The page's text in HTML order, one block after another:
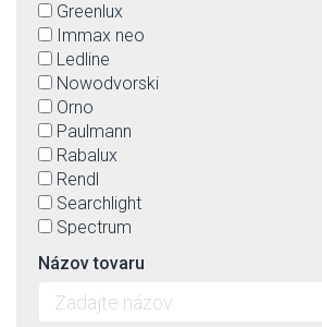
Greenlux
Immax neo
Ledline
Nowodvorski
Orno
Paulmann
Rabalux
Rendl
Searchlight
Spectrum
Názov tovaru